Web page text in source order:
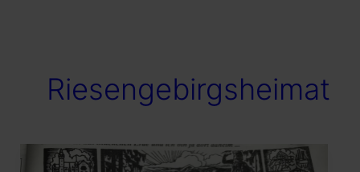
Riesengebirgsheimat